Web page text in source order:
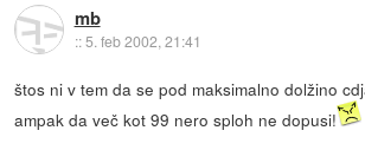
mb
::5. feb 2002, 21:41
štos ni v tem da se pod maksimalno dolžino
ampak da več kot 99 nero sploh ne dopusi!